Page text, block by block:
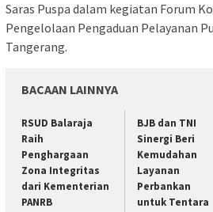
Saras Puspa dalam kegiatan Forum
Pengelolaan Pengaduan Pelayanan
Tangerang.
BACAAN LAINNYA
RSUD Balaraja
Raih
Penghargaan
Zona Integritas
dari Kementerian
PANRB
BJB dan TNI
Sinergi Beri
Kemudahan
Layanan
Perbankan
untuk Tentara